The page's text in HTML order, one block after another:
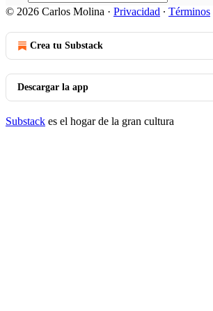
© 2026 Carlos Molina · Privacidad ∙ Términos
Crea tu Substack
Descargar la app
Substack es el hogar de la gran cultura